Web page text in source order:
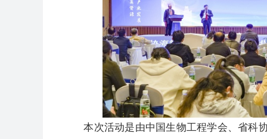
本次活动是由中国生物工程学会、省科协